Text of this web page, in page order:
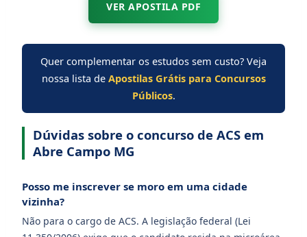
VER APOSTILA PDF
Quer complementar os estudos sem custo? Veja
nossa lista de Apostilas Grátis para Concursos
Públicos.
Dúvidas sobre o concurso de ACS em
Abre Campo MG
Posso me inscrever se moro em uma cidade
vizinha?
Não para o cargo de ACS. A legislação federal (Lei